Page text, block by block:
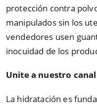
protección contra
manipulados sin los
vendedores usen
inocuidad de los
Unite a nuestro
La hidratación es